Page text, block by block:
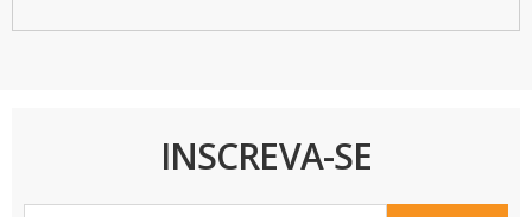
INSCREVA-SE